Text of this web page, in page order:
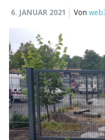
6. JANUAR 2021 Von